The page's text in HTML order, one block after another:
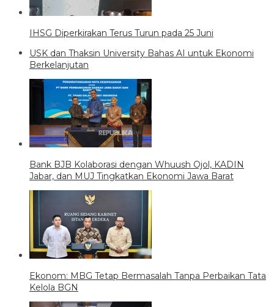
IHSG Diperkirakan Terus Turun pada 25 Juni
USK dan Thaksin University Bahas AI untuk Ekonomi
Berkelanjutan
Bank BJB Kolaborasi dengan Whuush Ojol, KADIN
Jabar, dan MUJ Tingkatkan Ekonomi Jawa Barat
Ekonom: MBG Tetap Bermasalah Tanpa Perbaikan Tata
Kelola BGN